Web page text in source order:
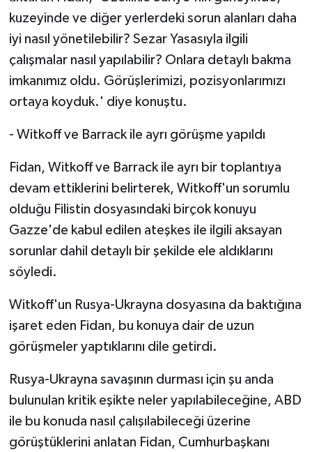
kuzeyinde ve diğer yerlerdeki sorun alanları daha
iyi nasıl yönetilebilir? Sezar Yasasıyla ilgili
çalışmalar nasıl yapılabilir? Onlara detaylı bakma
imkanımız oldu. Görüşlerimizi, pozisyonlarımızı
ortaya koyduk.' diye konuştu.
- Witkoff ve Barrack ile ayrı görüşme yapıldı
Fidan, Witkoff ve Barrack ile ayrı bir toplantıya
devam ettiklerini belirterek, Witkoff'un sorumlu
olduğu Filistin dosyasındaki birçok konuyu
Gazze'de kabul edilen ateşkes ile ilgili aksayan
sorunlar dahil detaylı bir şekilde ele aldıklarını
söyledi.
Witkoff'un Rusya-Ukrayna dosyasına da baktığına
işaret eden Fidan, bu konuya dair de uzun
görüşmeler yaptıklarını dile getirdi.
Rusya-Ukrayna savaşının durması için şu anda
bulunulan kritik eşikte neler yapılabileceğine, ABD
ile bu konuda nasıl çalışılabileceği üzerine
görüştüklerini anlatan Fidan, Cumhurbaşkanı